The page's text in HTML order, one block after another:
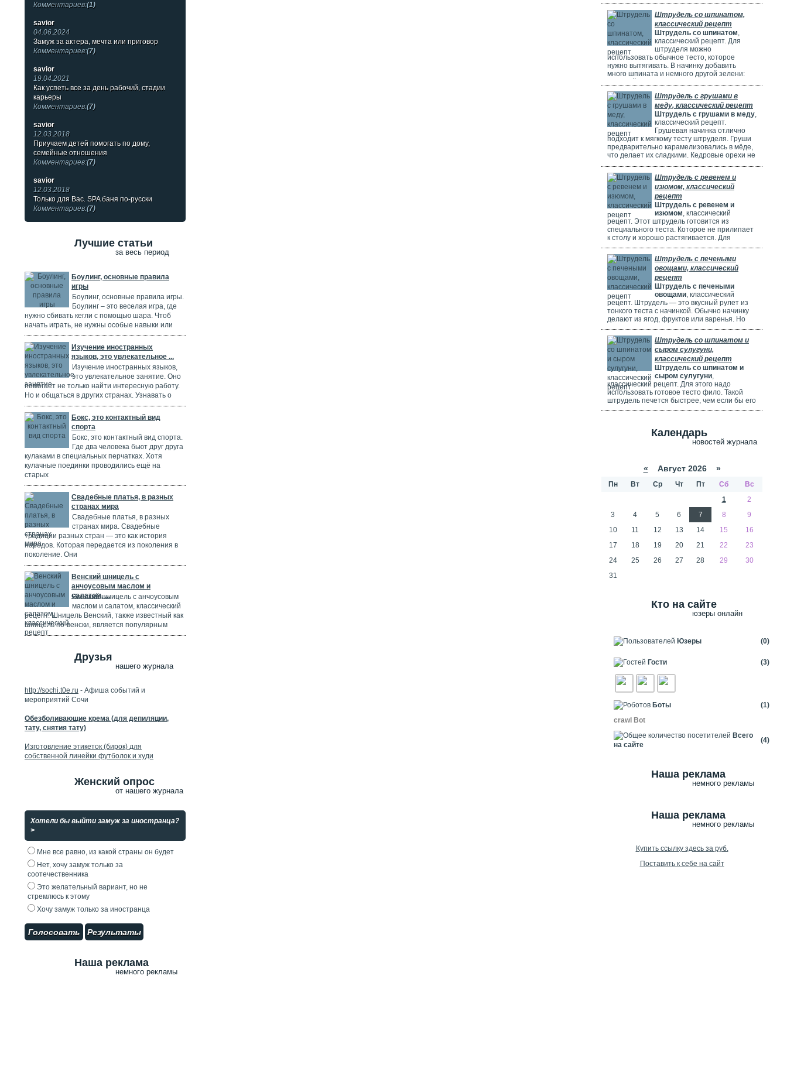
Комментариев:(1)
savior
04.06.2024
Замуж за актера, мечта или приговор
Комментариев:(7)
savior
19.04.2021
Как успеть все за день рабочий, стадии
карьеры
Комментариев:(7)
savior
12.03.2018
Приучаем детей помогать по дому,
семейные отношения
Комментариев:(7)
savior
12.03.2018
Только для Вас. SPA баня по-русски
Комментариев:(7)
Лучшие статьи
за весь период
Боулинг, основные правила
игры
Боулинг, основные правила игры.
Боулинг – это веселая игра, где
нужно сбивать кегли с помощью шара. Чтоб
начать играть, не нужны особые навыки или
Изучение иностранных
языков, это увлекательное ...
Изучение иностранных языков,
это увлекательное занятие. Оно
помогает не только найти интересную работу.
Но и общаться в других странах. Узнавать о
Бокс, это контактный вид
спорта
Бокс, это контактный вид спорта.
Где два человека бьют друг друга
кулаками в специальных перчатках. Хотя
кулачные поединки проводились ещё на
старых
Свадебные платья, в разных
странах мира
Свадебные платья, в разных
странах мира. Свадебные
традиции разных стран — это как история
народов. Которая передается из поколения в
поколение. Они
Венский шницель с
анчоусовым маслом и
салатом, ...
Венский шницель с анчоусовым
маслом и салатом, классический
рецепт. Шницель Венский, также известный как
шницель по-венски, является популярным
Друзья
нашего журнала
http://sochi.t0e.ru - Афиша событий и
мероприятий Сочи
Обезболивающие крема (для депиляции,
тату, снятия тату)
Изготовление этикеток (бирок) для
собственной линейки футболок и худи
Женский опрос
от нашего журнала
Хотели бы выйти замуж за иностранца?
>
Мне все равно, из какой страны он будет
Нет, хочу замуж только за
соотечественника
Это желательный вариант, но не
стремлюсь к этому
Хочу замуж только за иностранца
Голосовать Результаты
Наша реклама
немного рекламы
невесты одеваются на свадьбу. И какие
символы несут их наряды.Штрудель со шпинатом,
классический рецепт
Штрудель со шпинатом,
классический рецепт. Для
штруделя можно
использовать обычное тесто, которое
нужно вытягивать. В начинку добавить
много шпината и немного другой зелени:
полезен, потому что в нем много витаминов,
минералов и веществ, которые защищают
клетки. Он богат витаминами A, C, E и K,
содержит кальций, который важен для зубов
и костей. И пищевые волокна, которые
Штрудель с грушами в
меду, классический рецепт
Штрудель с грушами в меду,
классический рецепт.
Грушевая начинка отлично
подходит к мягкому тесту штруделя. Груши
предварительно карамелизовались в мёде,
что делает их сладкими. Кедровые орехи не
Ну вот теперь можете приготовить вкусный
рецепт штруделя.Штрудель с ревенем и
изюмом, классический
рецепт
Штрудель с ревенем и
изюмом, классический
рецепт. Этот штрудель готовится из
специального теста. Которое не прилипает
к столу и хорошо растягивается. Для
начинки мы взяли стебли ревеня. Они
придают выпечке кислый вкус и приятный
аромат, делают штрудель сочным и
вкусным. Можно добавить в начинку
клубнику, яблоки или грушу. Если
используете ягоды, посыпьте их ложкой
муки.
Штрудель с печеными
овощами, классический
рецепт
Штрудель с печеными
овощами, классический
рецепт. Штрудель — это вкусный рулет из
тонкого теста с начинкой. Обычно начинку
делают из ягод, фруктов или варенья. Но
можно использовать и солёные начинки с
грибами, сыром, мясом или овощами. В этом
рецепте начинка готовится из печёных
овощей: цуккини, сладкого перца, зелени и
помидоров. В зависимости от времени года,
в начинку можно добавить баклажаны, сыр,
картофель, морковь или даже свёклу. Если
не хочется возиться с тестом, можно взять
готовое слоёное тесто или тесто фило.
Штрудель со шпинатом и
сыром сулугуни,
классический рецепт
Штрудель со шпинатом и
сыром сулугуни,
классический рецепт. Для этого надо
использовать готовое тесто фило. Такой
штрудель печется быстрее, чем если бы его
делали из обычного теста. Чтобы корочка
вам в приготовлении сложного рецепта.
Календарь
новостей журнала
« Август 2026 »
Пн Вт Ср Чт Пт Сб
Вс
1
2
3
4 5 6 7 8
9
10
11 12 13 14 15
16
17
18 19 20 21 22
23
24
25 26 27 28 29
30
31
Кто на сайте
юзеры онлайн
Юзеры (0)
Гости (3)
Боты
(1)
crawl Bot
Всего
на сайте
(4)
Наша реклама
немного рекламы
Наша реклама
немного рекламы
Купить ссылку здесь за руб.
Поставить к себе на сайт